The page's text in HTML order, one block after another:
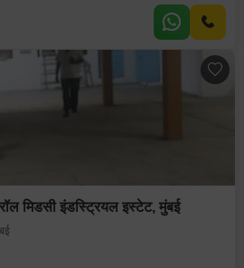
मिडसी इंडस्ट्रियल इस्टेट, मुंबई